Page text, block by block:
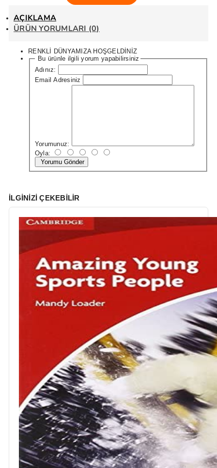
AÇIKLAMA
ÜRÜN YORUMLARI (0)
RENKLİ DÜNYAMIZA HOŞGELDİNİZ
Bu ürünle ilgili yorum yapabilirsiniz
Adınız:
Email Adresiniz
Yorumunuz:
Oyla:
Yorumu Gönder
İLGINIZI ÇEKEBILIR